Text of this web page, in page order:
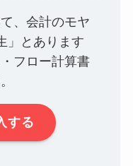
、会計のモヤ
」とあります
フロー計算書
する